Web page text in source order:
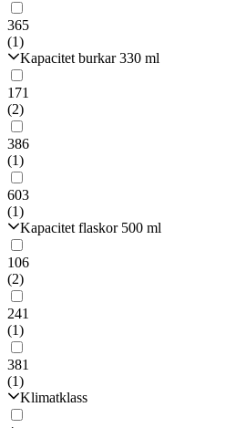
365
(1)
Kapacitet burkar 330 ml
171
(2)
386
(1)
603
(1)
Kapacitet flaskor 500 ml
106
(2)
241
(1)
381
(1)
Klimatklass